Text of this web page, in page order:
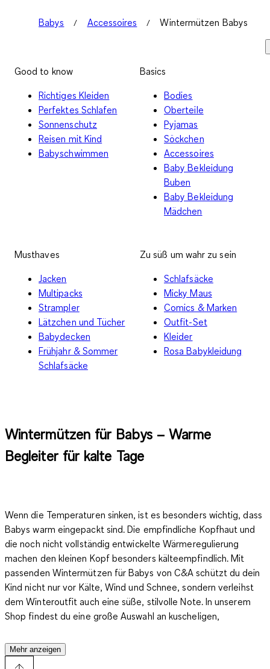
Babys Accessoires Wintermützen Babys
Good to know
Richtiges Kleiden
Perfektes Schlafen
Sonnenschutz
Reisen mit Kind
Babyschwimmen
Basics
Bodies
Oberteile
Pyjamas
Söckchen
Accessoires
Baby Bekleidung
Buben
Baby Bekleidung
Mädchen
Musthaves
Jacken
Multipacks
Strampler
Lätzchen und Tücher
Babydecken
Frühjahr & Sommer
Schlafsäcke
Zu süß um wahr zu sein
Schlafsäcke
Micky Maus
Comics & Marken
Outfit-Set
Kleider
Rosa Babykleidung
Wintermützen für Babys – Warme
Begleiter für kalte Tage
Wenn die Temperaturen sinken, ist es besonders wichtig, dass
Babys warm eingepackt sind. Die empfindliche Kopfhaut und
die noch nicht vollständig entwickelte Wärmeregulierung
machen den kleinen Kopf besonders kälteempfindlich. Mit
passenden Wintermützen für Babys von C&A schützt du dein
Kind nicht nur vor Kälte, Wind und Schnee, sondern verleihst
dem Winteroutfit auch eine süße, stilvolle Note. In unserem
Shop findest du eine große Auswahl an kuscheligen,
für jeden Geschmack und jede Wetterlage.
Mehr anzeigen